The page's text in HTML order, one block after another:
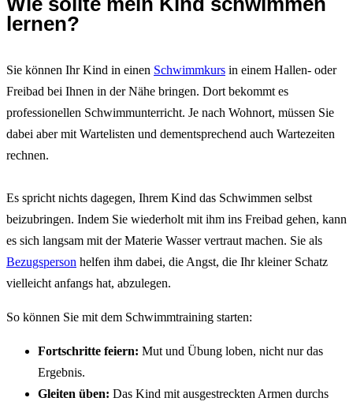
lernen?
Sie können Ihr Kind in einen Schwimmkurs in einem Hallen- oder
Freibad bei Ihnen in der Nähe bringen. Dort bekommt es
professionellen Schwimmunterricht. Je nach Wohnort, müssen Sie
dabei aber mit Wartelisten und dementsprechend auch Wartezeiten
rechnen.
Es spricht nichts dagegen, Ihrem Kind das Schwimmen selbst
beizubringen. Indem Sie wiederholt mit ihm ins Freibad gehen, kann
es sich langsam mit der Materie Wasser vertraut machen. Sie als
Bezugsperson helfen ihm dabei, die Angst, die Ihr kleiner Schatz
vielleicht anfangs hat, abzulegen.
So können Sie mit dem Schwimmtraining starten:
Fortschritte feiern: Mut und Übung loben, nicht nur das
Ergebnis.
Gleiten üben: Das Kind mit ausgestreckten Armen durchs